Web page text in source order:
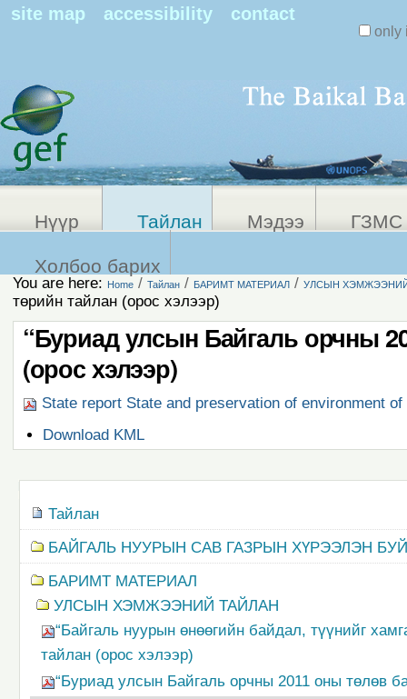
site map accessibility contact
only
Нүүр Тайлан Мэдээ ГЗМС
Холбоо барих
You are here: Home / Тайлан / БАРИМТ МАТЕРИАЛ / УЛСЫН
төрийн тайлан (орос хэлээр)
“Буриад улсын Байгаль орчны
(орос хэлээр)
State report State and preservation of environment
Document
Actions
Download KML
Тайлан
БАЙГАЛЬ НУУРЫН САВ ГАЗРЫН ХҮРЭЭЛЭН
БАРИМТ МАТЕРИАЛ
УЛСЫН ХЭМЖЭЭНИЙ ТАЙЛАН
“Байгаль нуурын өнөөгийн байдал, түүнийг
тайлан (орос хэлээр)
“Буриад улсын Байгаль орчны 2011 оны төлөв